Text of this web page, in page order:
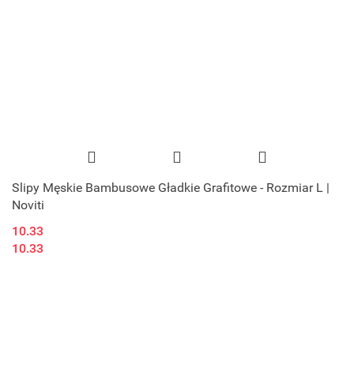
Slipy Męskie Bambusowe Gładkie Grafitowe - Rozmiar L |
Noviti
10.33
10.33